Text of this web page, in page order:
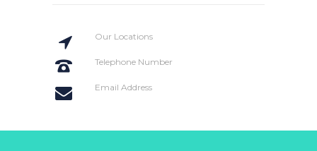
Our Locations
Telephone Number
Email Address